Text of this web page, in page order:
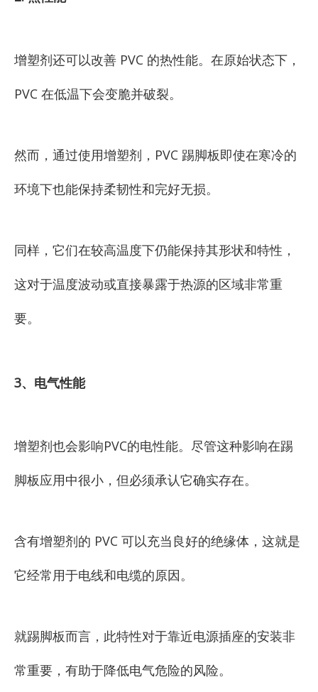
增塑剂还可以改善 PVC 的热性能。在原始状态下，
PVC 在低温下会变脆并破裂。
然而，通过使用增塑剂，PVC 踢脚板即使在寒冷的
环境下也能保持柔韧性和完好无损。
同样，它们在较高温度下仍能保持其形状和特性，
这对于温度波动或直接暴露于热源的区域非常重
要。
3、电气性能
增塑剂也会影响PVC的电性能。尽管这种影响在踢
脚板应用中很小，但必须承认它确实存在。
含有增塑剂的 PVC 可以充当良好的绝缘体，这就是
它经常用于电线和电缆的原因。
就踢脚板而言，此特性对于靠近电源插座的安装非
常重要，有助于降低电气危险的风险。